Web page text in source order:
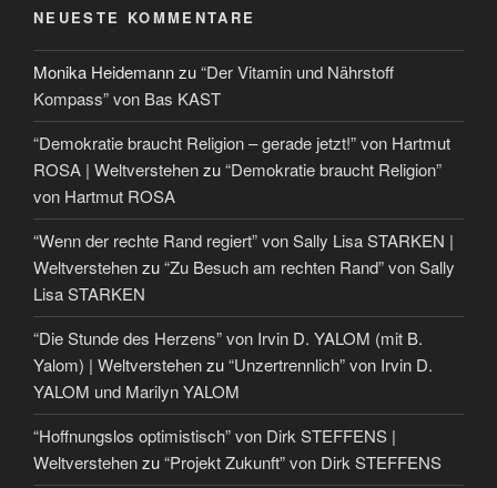
NEUESTE KOMMENTARE
Monika Heidemannzu“Der Vitamin und Nährstoff
Kompass” von Bas KAST
“Demokratie braucht Religion – gerade jetzt!” von Hartmut
ROSA | Weltverstehenzu“Demokratie braucht Religion”
von Hartmut ROSA
“Wenn der rechte Rand regiert” von Sally Lisa STARKEN |
Weltverstehenzu“Zu Besuch am rechten Rand” von Sally
Lisa STARKEN
“Die Stunde des Herzens” von Irvin D. YALOM (mit B.
Yalom) | Weltverstehenzu“Unzertrennlich” von Irvin D.
YALOM und Marilyn YALOM
“Hoffnungslos optimistisch” von Dirk STEFFENS |
Weltverstehenzu“Projekt Zukunft” von Dirk STEFFENS